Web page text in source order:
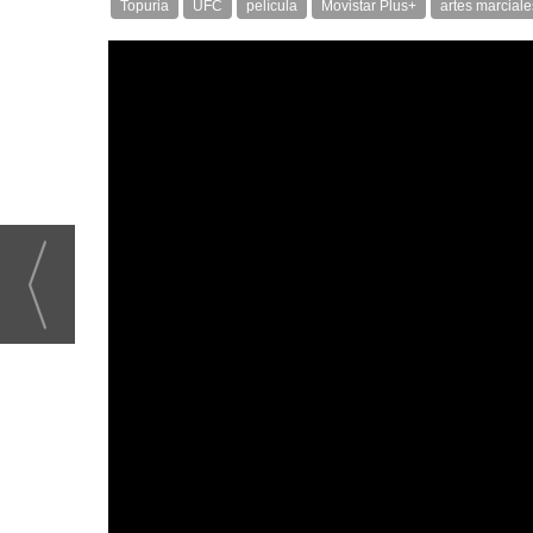
Topuria UFC película Movistar Plus+ artes